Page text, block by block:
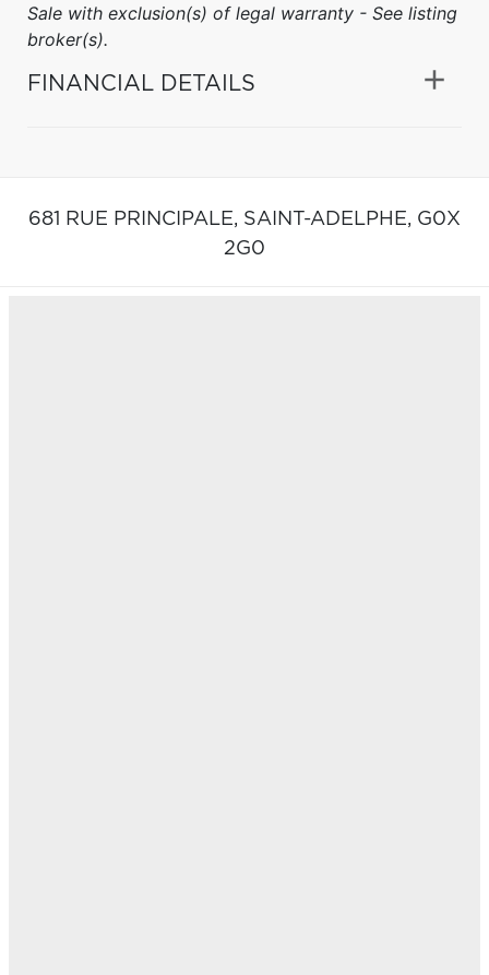
Sale with exclusion(s) of legal warranty - See listing
broker(s).
FINANCIAL DETAILS
681 RUE PRINCIPALE, SAINT-ADELPHE, G0X
2G0